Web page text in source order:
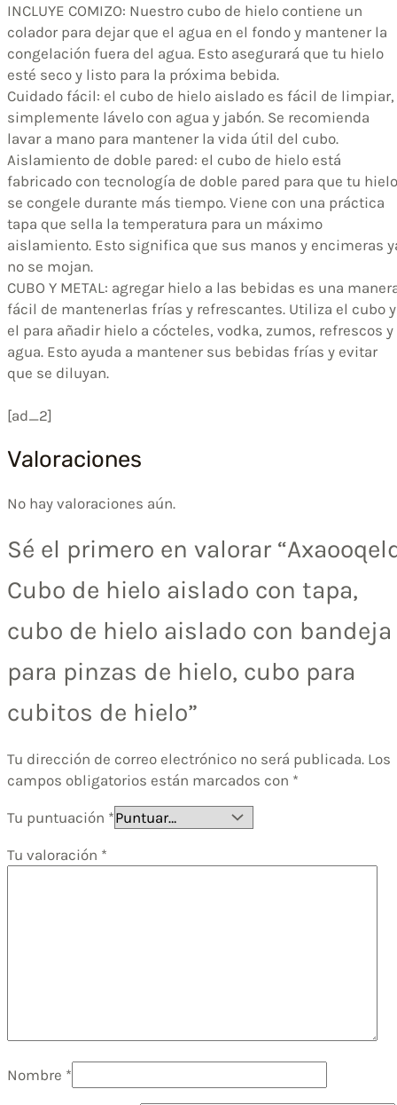
INCLUYE COMIZO: Nuestro cubo de hielo contiene un
colador para dejar que el agua en el fondo y mantener la
congelación fuera del agua. Esto asegurará que tu hielo
esté seco y listo para la próxima bebida.
Cuidado fácil: el cubo de hielo aislado es fácil de limpiar,
simplemente lávelo con agua y jabón. Se recomienda
lavar a mano para mantener la vida útil del cubo.
Aislamiento de doble pared: el cubo de hielo está
fabricado con tecnología de doble pared para que tu hielo
se congele durante más tiempo. Viene con una práctica
tapa que sella la temperatura para un máximo
aislamiento. Esto significa que sus manos y encimeras
no se mojan.
CUBO Y METAL: agregar hielo a las bebidas es una
fácil de mantenerlas frías y refrescantes. Utiliza el cubo y
el para añadir hielo a cócteles, vodka, zumos, refrescos y
agua. Esto ayuda a mantener sus bebidas frías y evitar
que se diluyan.
[ad_2]
Valoraciones
No hay valoraciones aún.
Sé el primero en valorar
Cubo de hielo aislado con tapa,
cubo de hielo aislado con bandeja
para pinzas de hielo, cubo para
cubitos de hielo”
Tu dirección de correo electrónico no será publicada. Los
campos obligatorios están marcados con *
Tu puntuación *
Tu valoración *
Nombre *